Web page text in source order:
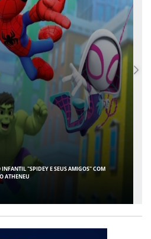
INFANTIL "SPIDEY E SEUS AMIGOS" COM
ATHENEU